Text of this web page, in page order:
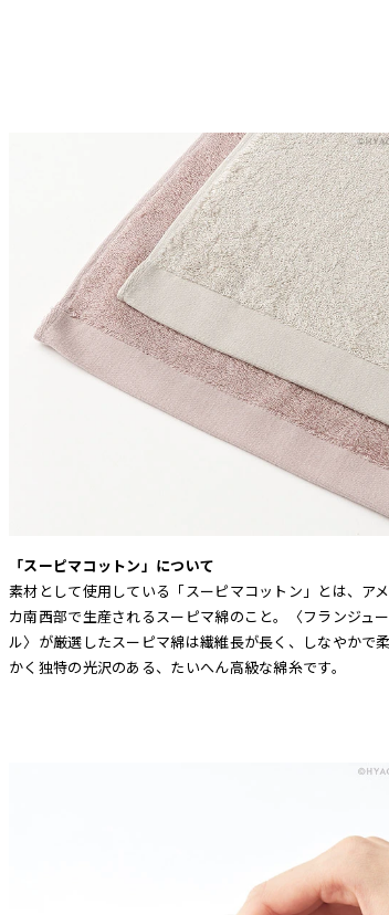
「スーピマコットン」について
素材として使用している「スーピマコットン」とは、ア
カ南西部で生産されるスーピマ綿のこと。〈フランジュー
ル〉が厳選したスーピマ綿は繊維長が長く、しなやかで
かく独特の光沢のある、たいへん高級な綿糸です。